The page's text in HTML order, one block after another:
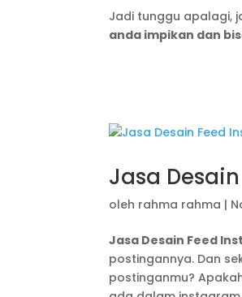
Jadi tunggu apalagi,
anda impikan dan
Jasa
oleh rahma rahma |
Jasa Desain Feed
postingannya. Dan
postinganmu?